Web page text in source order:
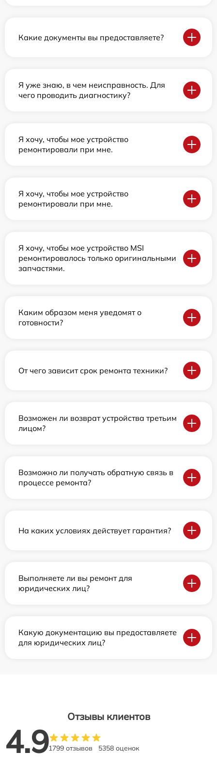
Какие документы вы предоставляете?
Я уже знаю, в чем неисправность. Для
чего проводить диагностику?
Я хочу, чтобы мое устройство
ремонтировали при мне.
Я хочу, чтобы мое устройство
ремонтировали при мне.
Я хочу, чтобы мое устройство MSI
ремонтировалось только оригинальными
запчастями.
Каким образом меня уведомят о
готовности?
От чего зависит срок ремонта техники?
Возможен ли возврат устройства третьим
лицом?
Возможно ли получать обратную связь в
процессе ремонта?
На каких условиях действует гарантия?
Выполняете ли вы ремонт для
юридических лиц?
Какую документацию вы предоставляете
для юридических лиц?
Отзывы клиентов
4.91799 отзывов 5358 оценок